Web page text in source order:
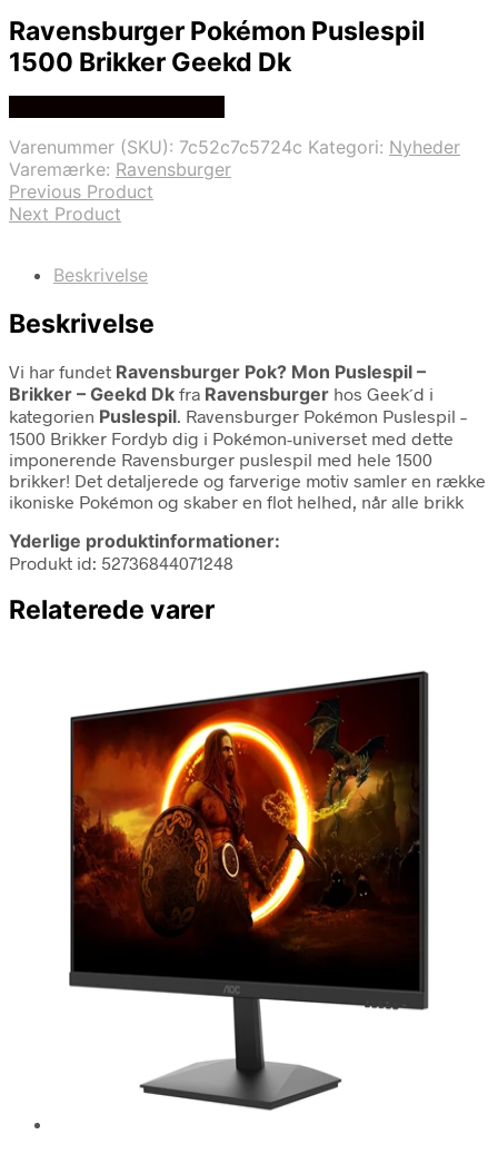
Ravensburger Pokémon Puslespil
1500 Brikker Geekd Dk
Varenummer (SKU): 7c52c7c5724c Kategori: Nyheder
Varemærke: Ravensburger
Previous Product
Next Product
Beskrivelse
Beskrivelse
Vi har fundet Ravensburger Pok? Mon Puslespil –
Brikker – Geekd Dk fra Ravensburger hos Geek´d i
kategorien Puslespil. Ravensburger Pokémon Puslespil –
1500 Brikker Fordyb dig i Pokémon-universet med dette
imponerende Ravensburger puslespil med hele 1500
brikker! Det detaljerede og farverige motiv samler en række
ikoniske Pokémon og skaber en flot helhed, når alle brikk
Yderlige produktinformationer:
Produkt id: 52736844071248
Relaterede varer